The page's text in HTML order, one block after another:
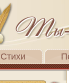
Стихи